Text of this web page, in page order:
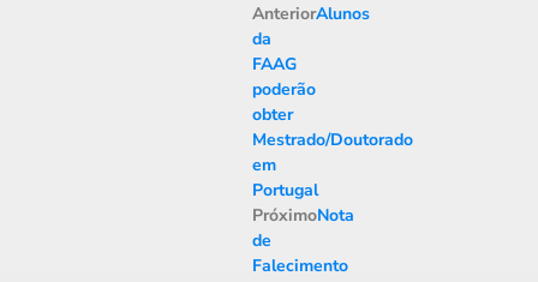
AnteriorAlunos
da
FAAG
poderão
obter
Mestrado/Doutorado
em
Portugal
PróximoNota
de
Falecimento